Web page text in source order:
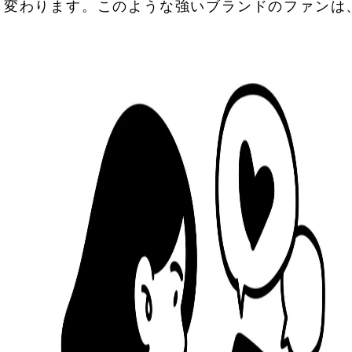
わります。このような強いブランドのファン